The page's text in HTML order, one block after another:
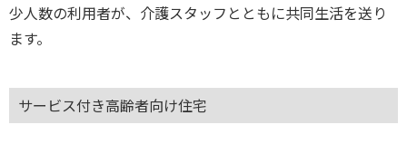
少人数の利用者が、介護スタッフとともに共同生活を送り
ます。
サービス付き高齢者向け住宅